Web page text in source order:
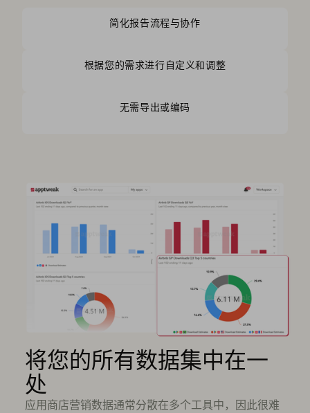
简化报告流程与协作
根据您的需求进行自定义和调整
无需导出或编码
将您的所有数据集中在一
处
应用商店营销数据通常分散在多个工具中，因此很难